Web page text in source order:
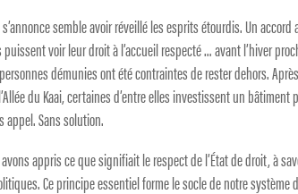
semble avoir réveillé les esprits étourdis. Un
voir leur droit à l’accueil respecté … avant l’hiver
démunies ont été contraintes de rester dehors.
du Kaai, certaines d’entre elles investissent un
appel. Sans solution.
appris ce que signifiait le respect de l’État de droit, à
Ce principe essentiel forme le socle de notre